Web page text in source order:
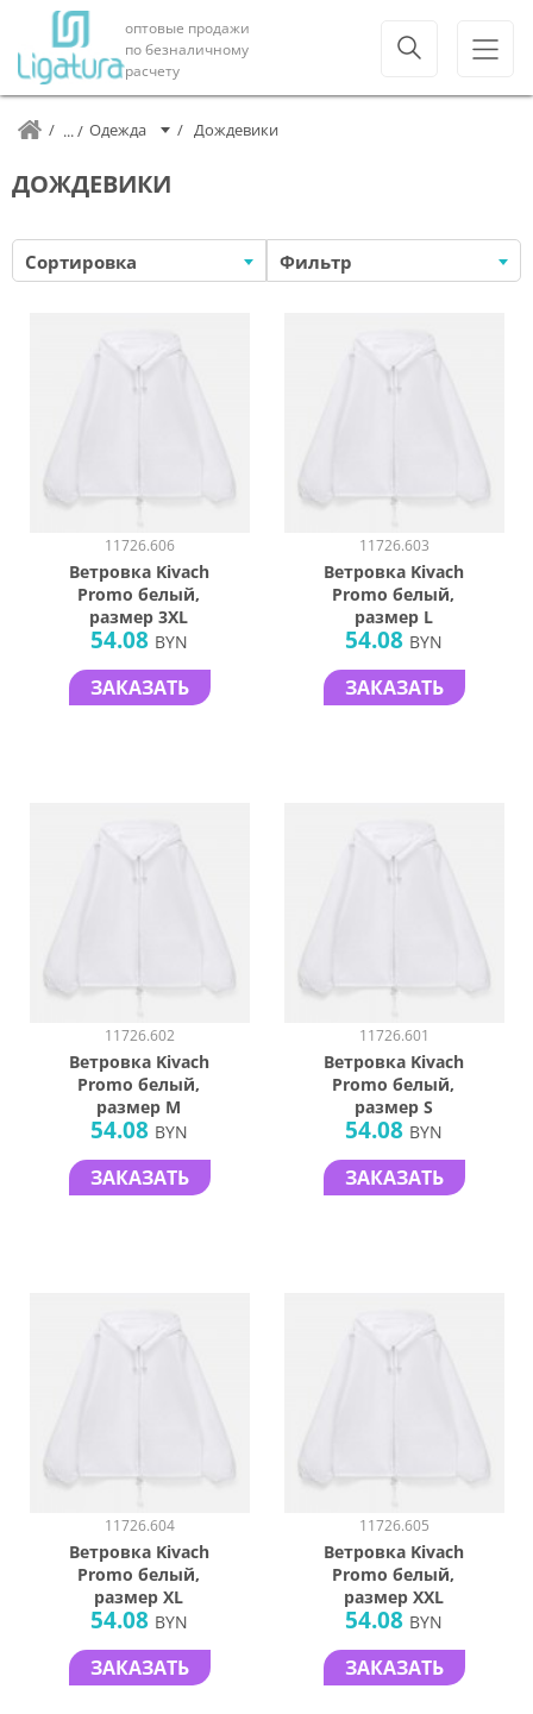
оптовые продажи
по безналичному
расчету
Одежда Дождевики
ДОЖДЕВИКИ
Сортировка Фильтр
11726.606
Ветровка Kivach
Promo белый,
размер 3XL
54.08 BYN
ЗАКАЗАТЬ
11726.603
Ветровка Kivach
Promo белый,
размер L
54.08 BYN
ЗАКАЗАТЬ
11726.602
Ветровка Kivach
Promo белый,
размер M
54.08 BYN
ЗАКАЗАТЬ
11726.601
Ветровка Kivach
Promo белый,
размер S
54.08 BYN
ЗАКАЗАТЬ
11726.604
Ветровка Kivach
Promo белый,
размер XL
54.08 BYN
ЗАКАЗАТЬ
11726.605
Ветровка Kivach
Promo белый,
размер XXL
54.08 BYN
ЗАКАЗАТЬ